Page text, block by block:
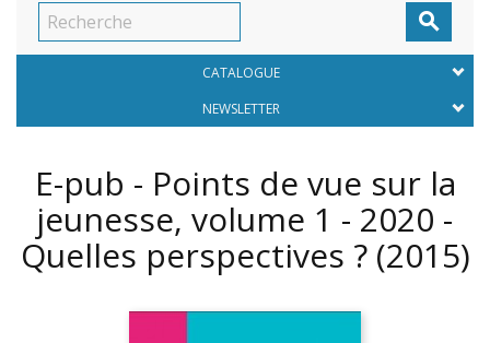

CATALOGUE
NEWSLETTER
E-pub - Points de vue sur la
jeunesse, volume 1 - 2020 -
Quelles perspectives ? (2015)